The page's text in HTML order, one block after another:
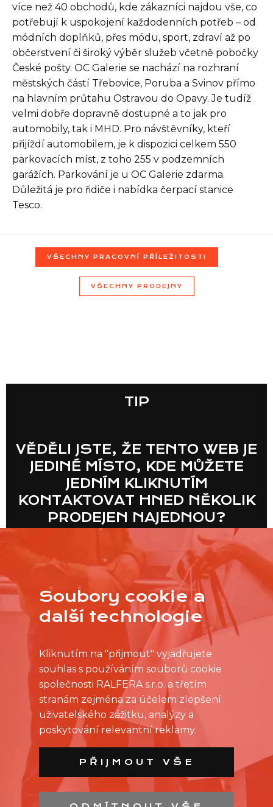
Seznam NC
Informace
více než 40 obchodů, kde zákazníci najdou vše, co
potřebují k uspokojení každodenních potřeb – od
módních doplňků, přes módu, sport, zdraví až po
občerstvení či široký výběr služeb včetně pobočky
České pošty. OC Galerie se nachází na rozhraní
městských částí Třebovice, Poruba a Svinov přímo
na hlavním průtahu Ostravou do Opavy. Je tudíž
velmi dobře dopravně dostupné a to jak pro
automobily, tak i MHD. Pro návštěvníky, kteří
přijíždí automobilem, je k dispozici celkem 550
parkovacích míst, z toho 255 v podzemních
garážích. Parkování je u OC Galerie zdarma.
Důležitá je pro řidiče i nabídka čerpací stanice
Tesco.
VŠECHNY PRACOVNÍ PŘÍLEŽITOSTI
VŠECHNY PRODEJNY
TIP
VĚDĚLI JSTE, ŽE TENTO WEB JE
JEDINÉ MÍSTO, KDE MŮŽETE
JEDNÍM KLIKNUTÍM
KONTAKTOVAT HNED NĚKOLIK
PRODEJEN NAJEDNOU?
Soubory cookie a
další technologie
Kliknutím na "přijmout" vyjadřujete
souhlas s používáním souborů cookie
společnosti RALFERA s.r.o. a třetím
stranám zejména za účelem zlepšení
uživatelského zážitku, analýzy a
poskytování relevantní reklamy.
PŘIJMOUT VŠE